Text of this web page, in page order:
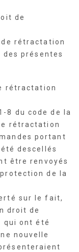
de
de rétractation
des présentes
rétractation
8 du code de la
rétractation
portant
descellés
être renvoyés
de la
sur le fait,
droit de
qui ont été
nouvelle